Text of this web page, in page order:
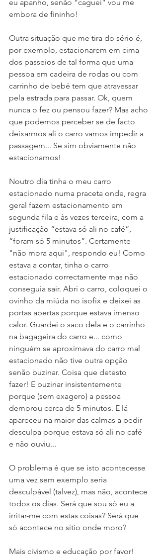
eu apanho, senão “caguei” vou me
embora de fininho!
Outra situação que me tira do sério é,
por exemplo, estacionarem em cima
dos passeios de tal forma que uma
pessoa em cadeira de rodas ou com
carrinho de bebé tem que atravessar
pela estrada para passar. Ok, quem
nunca o fez ou pensou fazer? Mas acho
que podemos perceber se de facto
deixarmos ali o carro vamos impedir a
passagem... Se sim obviamente não
estacionamos!
Noutro dia tinha o meu carro
estacionado numa praceta onde, regra
geral fazem estacionamento em
segunda fila e às vezes terceira, com a
justificação “estava só ali no café”,
“foram só 5 minutos”. Certamente
"não mora aqui", respondo eu! Como
estava a contar, tinha o carro
estacionado correctamente mas não
conseguia sair. Abri o carro, coloquei o
ovinho da miúda no isofix e deixei as
portas abertas porque estava imenso
calor. Guardei o saco dela e o carrinho
na bagageira do carro e... como
ninguém se aproximava do carro mal
estacionado não tive outra opção
senão buzinar. Coisa que detesto
fazer! E buzinar insistentemente
porque (sem exagero) a pessoa
demorou cerca de 5 minutos. E lá
apareceu na maior das calmas a pedir
desculpa porque estava só ali no café
e não ouviu...
O problema é que se isto acontecesse
uma vez sem exemplo seria
desculpável (talvez), mas não, acontece
todos os dias. Será que sou só eu a
irritar-me com estas coisas? Será que
só acontece no sítio onde moro?
Mais civismo e educação por favor!